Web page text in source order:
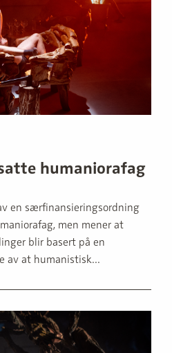
humaniorafag
en særfinansieringsordning
men mener at
blir basert på en
av at humanistisk...